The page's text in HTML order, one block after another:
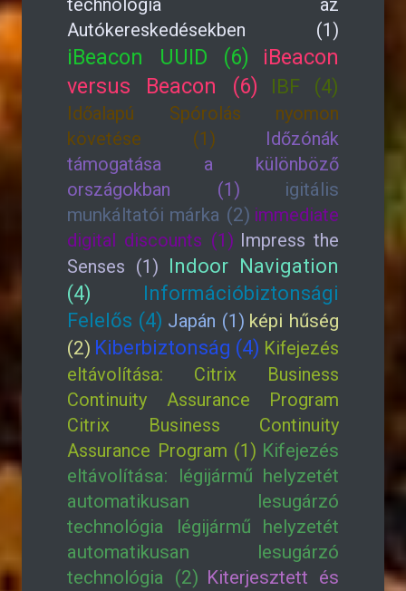
technológia az
Autókereskedésekben (1)
iBeacon UUID (6)
iBeacon
versus Beacon (6)
IBF (4)
Időalapú Spórolás nyomon
követése (1)
Időzónák
támogatása a különböző
országokban (1)
igitális
munkáltatói márka (2) immediate
digital discounts (1) Impress the
Senses (1) Indoor Navigation
(4)
Információbiztonsági
Felelős (4) Japán (1) képi hűség
(2) Kiberbiztonság (4) Kifejezés
eltávolítása: Citrix Business
Continuity Assurance Program
Citrix Business Continuity
Assurance Program (1) Kifejezés
eltávolítása: légijármű helyzetét
automatikusan lesugárzó
technológia légijármű helyzetét
automatikusan lesugárzó
technológia (2) Kiterjesztett és